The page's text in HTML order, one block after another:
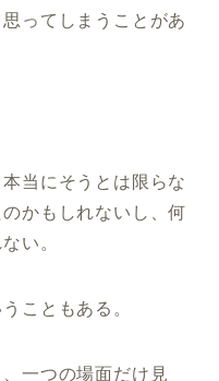
ってしまうことがあ
当にそうとは限らな
かもしれないし、何
い。
こともある。
一つの場面だけ見